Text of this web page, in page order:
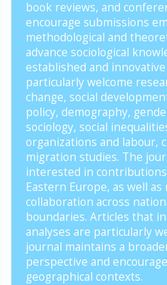
book reviews, and
encourage submissions
methodological and
advance sociological
established and
particularly welcome
change, social
policy, demography,
sociology, social
organizations and labour,
migration studies. The
interested in
Eastern Europe, as well
collaboration across
boundaries. Articles that
analyses are particularly
journal maintains a
perspective and
geographical contexts.